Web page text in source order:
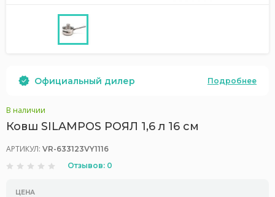
Официальный дилер Подробнее
В наличии
Ковш SILAMPOS РОЯЛ 1,6 л 16 см
АРТИКУЛ: VR-633123VY1116
Отзывов: 0
ЦЕНА